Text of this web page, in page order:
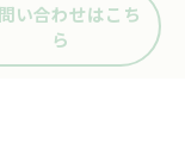
い合わせはこち
ら
き家工房 八本松店 ALL